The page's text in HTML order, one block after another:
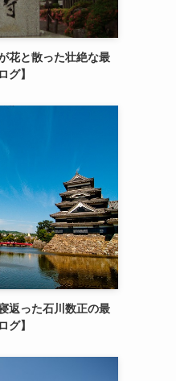
花と散った壮絶な最
グ】
返った石川数正の最
グ】